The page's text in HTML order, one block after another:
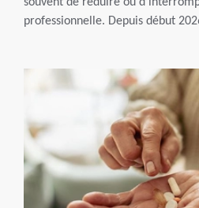
professionnelle. Depuis début